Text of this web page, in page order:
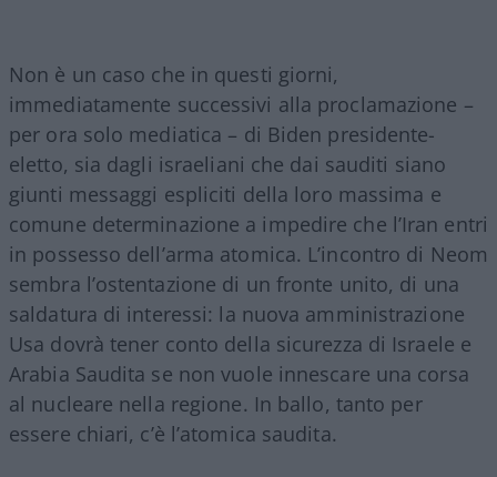
Non è un caso che in questi giorni,
immediatamente successivi alla proclamazione –
per ora solo mediatica – di Biden presidente-
eletto, sia dagli israeliani che dai sauditi siano
giunti messaggi espliciti della loro massima e
comune determinazione a impedire che l’Iran entri
in possesso dell’arma atomica. L’incontro di Neom
sembra l’ostentazione di un fronte unito, di una
saldatura di interessi: la nuova amministrazione
Usa dovrà tener conto della sicurezza di Israele e
Arabia Saudita se non vuole innescare una corsa
al nucleare nella regione. In ballo, tanto per
essere chiari, c’è l’atomica saudita.